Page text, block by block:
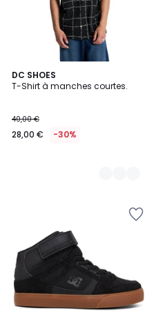
DC SHOES
T-Shirt à manches courtes.
40,00 €
28,00 € -30%
2
Couleurs